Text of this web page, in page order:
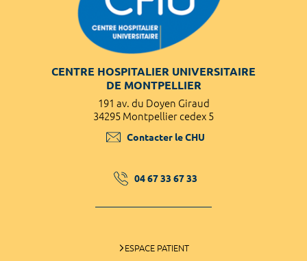
CENTRE HOSPITALIER UNIVERSITAIRE
DE MONTPELLIER
191 av. du Doyen Giraud
34295 Montpellier cedex 5
Contacter le CHU
04 67 33 67 33
ESPACE PATIENT